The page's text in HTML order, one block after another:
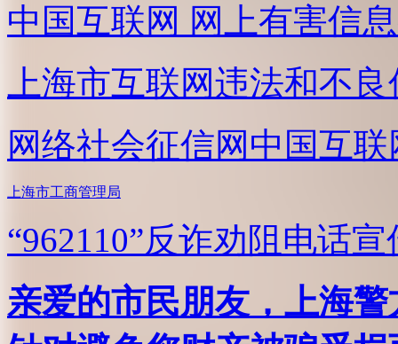
中国互联网 网上有害信
上海市互联网违法和不
网络社会征信网 中国互
上海市工商管理局
“962110”反诈劝阻电话宣
亲爱的市民朋友，上海